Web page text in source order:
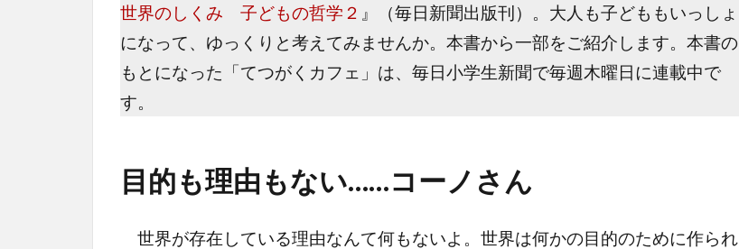
世界のしくみ 子どもの哲学２ 』（毎日新聞出版刊）。大人も子どももいっしょ
になって、ゆっくりと考えてみませんか。本書から一部をご紹介します。本書の
もとになった「てつがくカフェ」は、毎日小学生新聞で毎週木曜日に連載中で
す。
目的も理由もない……コーノさん
世界が存在している理由なんて何もないよ。世界は何かの目的のために作られ